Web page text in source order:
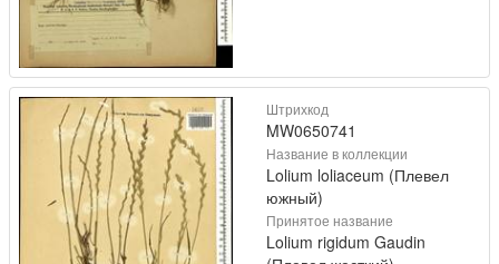
Штрихкод
MW0650741
Название в коллекции
Lolium loliaceum (Плевел
южный)
Принятое название
Lolium rigidum Gaudin